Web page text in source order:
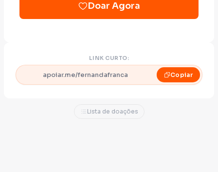
Doar Agora
LINK CURTO:
apoiar.me/fernandafranca Copiar
Lista de doações